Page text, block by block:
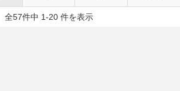
全57件中 1-20 件を表示